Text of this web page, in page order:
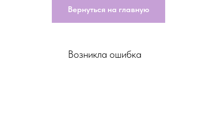
Возникла ошибка
Вернуться на главную